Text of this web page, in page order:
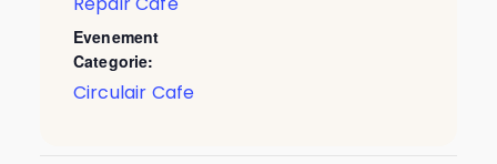
Evenement
Categorie:
Circulair Cafe